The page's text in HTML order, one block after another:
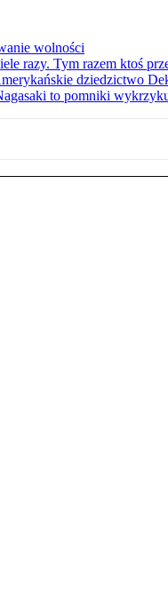
wolności
razy. Tym razem ktoś
dziedzictwo
to pomniki